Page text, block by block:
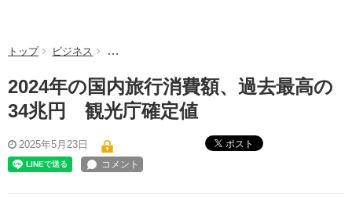
トップ ビジネス 2024年の国内旅行消費額、過去最高の34兆円 観光
2024年の国内旅行消費額、過去最高の
34兆円 観光庁確定値
2025年5月23日 ポスト